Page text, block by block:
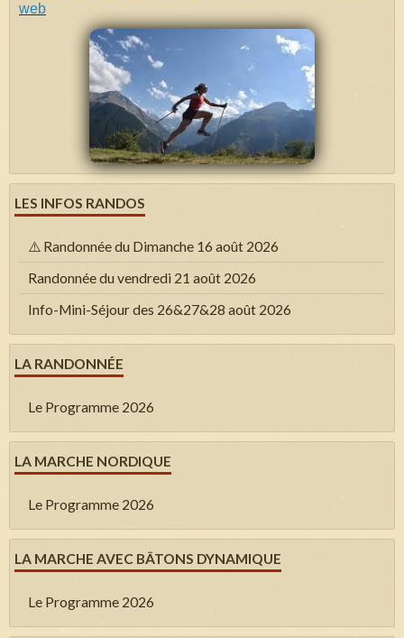
web
LES INFOS RANDOS
⚠️ Randonnée du Dimanche 16 août 2026
Randonnée du vendredi 21 août 2026
Info-Mini-Séjour des 26&27&28 août 2026
LA RANDONNÉE
Le Programme 2026
LA MARCHE NORDIQUE
Le Programme 2026
LA MARCHE AVEC BÂTONS DYNAMIQUE
Le Programme 2026